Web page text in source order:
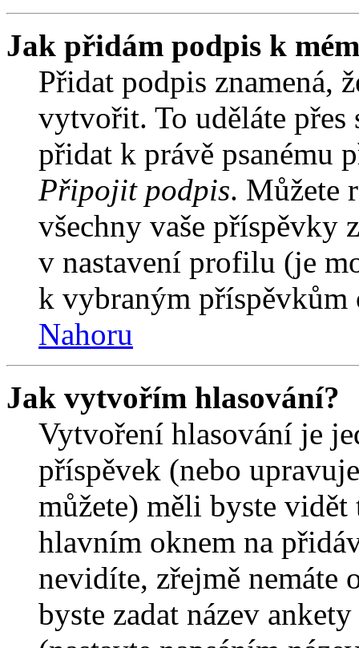
Jak přidám podpis k
Přidat podpis znamená,
vytvořit. To uděláte
přidat k právě psanému
Připojit podpis. Můžete
všechny vaše příspěvky
v nastavení profilu (je
k vybraným příspěvkům
Nahoru
Jak vytvořím hlasování?
Vytvoření hlasování je
příspěvek (nebo
můžete) měli byste
hlavním oknem na
nevidíte, zřejmě
byste zadat název